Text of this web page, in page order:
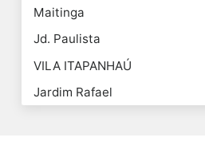
Maitinga
Jd. Paulista
VILA ITAPANHAÚ
Jardim Rafael